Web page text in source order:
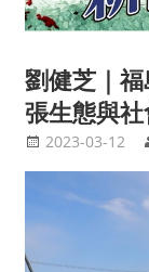
劉健芝｜
張生態與
2023-03-12